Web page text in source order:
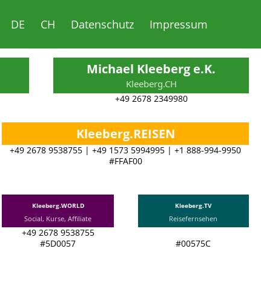
DE CH Datenschutz Impressum
Michael Kleeberg e.K.
Kleeberg.CH
+49 2678 2349980
Kleeberg.REISEN
+49 2678 9538755 | +49 1573 5994995 | +1 888-994-9950
#FFAF00
Kleeberg.WORLD
Social, Kurse, Affiliate
+49 2678 9538755
#5D0057
Kleeberg.TV
Reisefernsehen
#00575C